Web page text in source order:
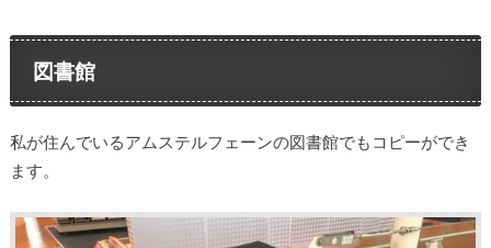
図書館
私が住んでいるアムステルフェーンの図書館でもコピーができ
ます。